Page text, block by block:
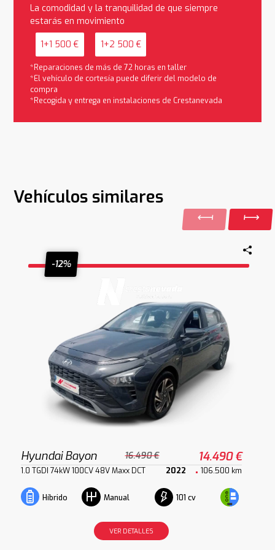
La comodidad y la tranquilidad de que siempre
estarás en movimiento
1+1 500 € 1+2 500 €
*Reparaciones de más de 72 horas en taller
*El vehículo de cortesía puede diferir del modelo de
compra
*Recogida y entrega en instalaciones de Crestanevada
Vehículos similares
-12%
Hyundai Bayon 16.490 € 14.490 €
1.0 TGDI 74kW 100CV 48V Maxx DCT 2022 106.500 km
Híbrido Manual 101 cv
VER DETALLES